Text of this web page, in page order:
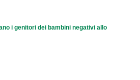
i genitori dei bambini negativi allo